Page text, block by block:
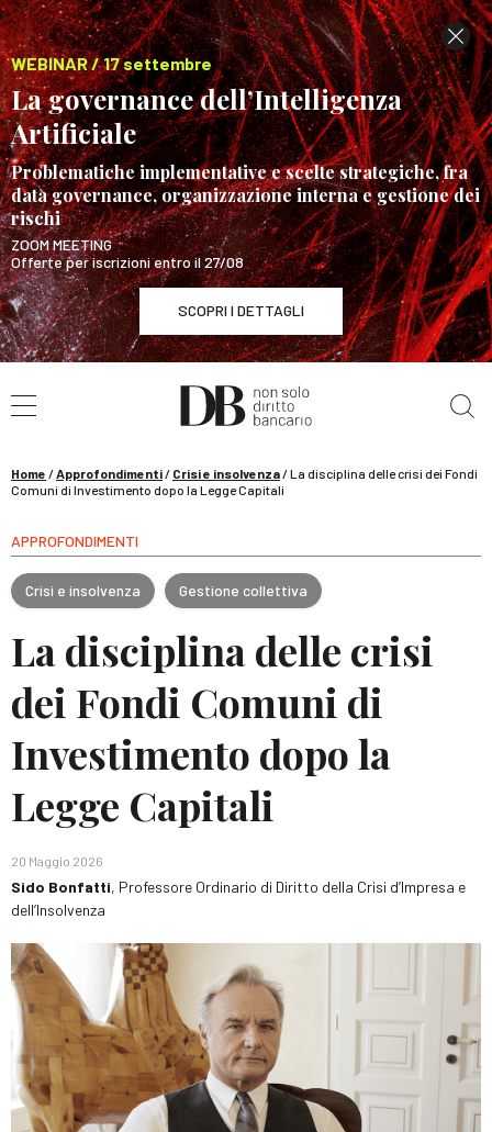
WEBINAR / 17 settembre
La governance dell’Intelligenza
Artificiale
Problematiche implementative e scelte strategiche, fra
data governance, organizzazione interna e gestione dei
rischi
ZOOM MEETING
Offerte per iscrizioni entro il 27/08
SCOPRI I DETTAGLI
WEBINAR / 17 settembre
La governance dell’Intelligenza Artificiale
Home /Approfondimenti/ Crisi e insolvenza/La disciplina delle crisi dei Fondi
Comuni di Investimento dopo la Legge Capitali
APPROFONDIMENTI
Crisi e insolvenza Gestione collettiva
La disciplina delle crisi
dei Fondi Comuni di
Investimento dopo la
Legge Capitali
20 Maggio 2026
Sido Bonfatti, Professore Ordinario di Diritto della Crisi d’Impresa e
dell’Insolvenza